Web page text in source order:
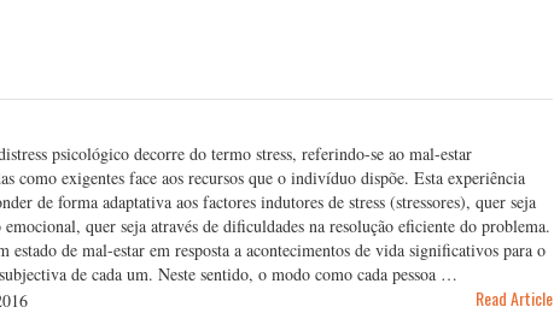
psicológico decorre do termo stress, referindo-se ao mal-estar
como exigentes face aos recursos que o indivíduo dispõe. Esta experiência
de forma adaptativa aos factores indutores de stress (stressores), quer seja
quer seja através de dificuldades na resolução eficiente do problema.
estado de mal-estar em resposta a acontecimentos de vida significativos para o
de cada um. Neste sentido, o modo como cada pessoa …
Read Article